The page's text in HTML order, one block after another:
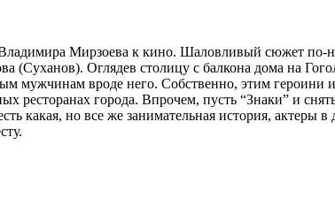
Мирзоева к кино. Шаловливый сюжет по-
Оглядев столицу с балкона дома на
мужчинам вроде него. Собственно, этим героини
города. Впрочем, пусть “Знаки” и
какая, но все же занимательная история, актеры